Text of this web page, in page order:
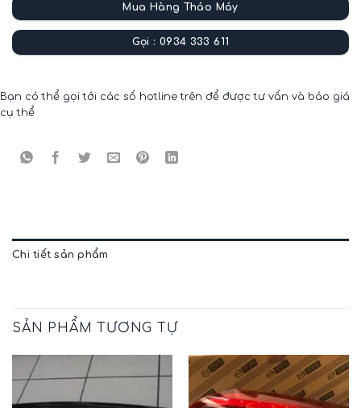
Mua Hàng Tháo Máy
Gọi : 0934 333 611
Bạn có thể gọi tới các số hotline trên để được tư vấn và báo giá
cụ thể
Chi tiết sản phẩm
SẢN PHẨM TƯƠNG TỰ